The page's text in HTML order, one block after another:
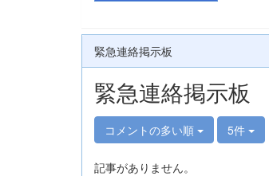
緊急連絡掲示板
緊急連絡掲示板
コメントの多い順 5件
記事がありません。